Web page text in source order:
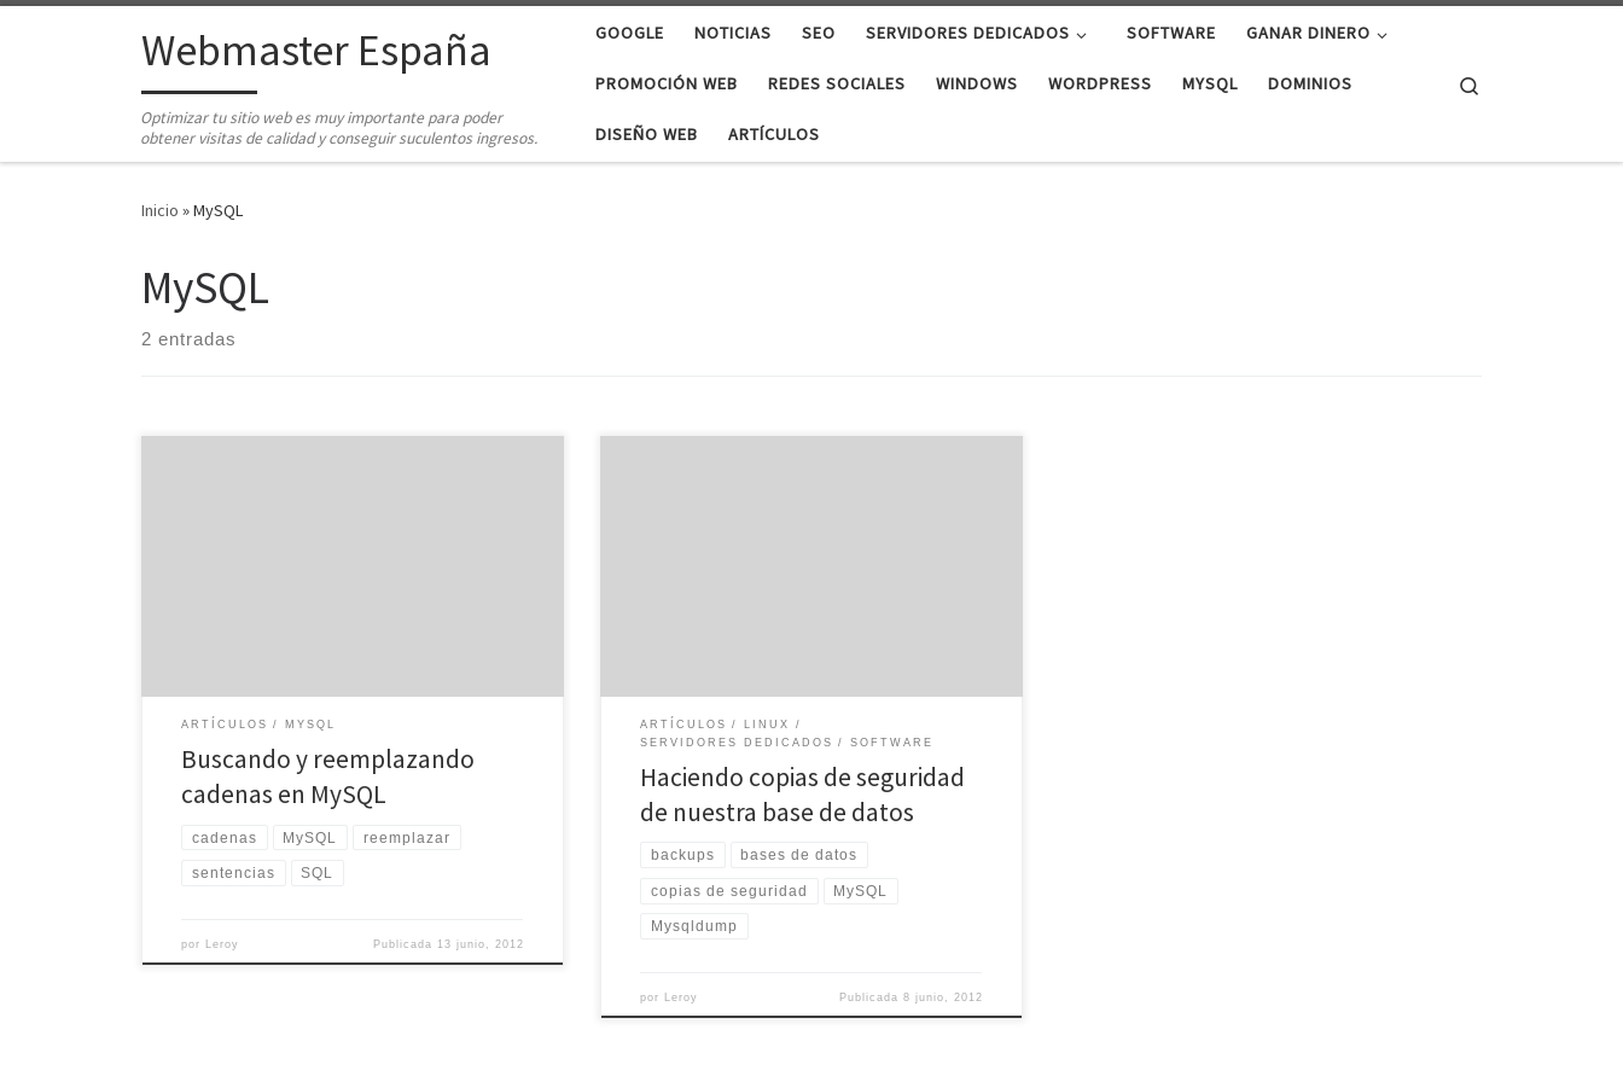
Saltar al contenidoWebmaster España
Optimizar tu sitio web es muy importante para poder
obtener visitas de calidad y conseguir suculentos ingresos.
GOOGLE NOTICIAS SEO SERVIDORES DEDICADOS SOFTWARE GANAR DINERO
PROMOCIÓN WEB REDES SOCIALES WINDOWS WORDPRESS MYSQL DOMINIOS
DISEÑO WEB ARTÍCULOS
Inicio »MySQL
MySQL
2 entradas
ARTÍCULOS MYSQL
Buscando y reemplazando
cadenas en MySQL
cadenas MySQL reemplazar
sentencias SQL
por Leroy Publicada 13 junio, 2012
ARTÍCULOS
LINUX
SERVIDORES DEDICADOS
SOFTWARE
Haciendo copias de seguridad
de nuestra base de datos
backups bases de datos
copias de seguridad MySQL
Mysqldump
por Leroy Publicada 8 junio, 2012